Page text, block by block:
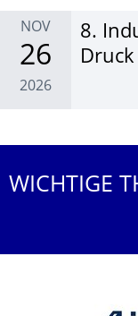
NOV
26
2026
8.
Druck
WICHTIGE